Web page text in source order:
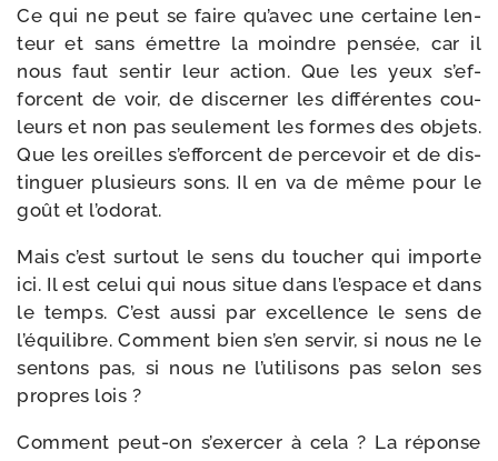
Ce qui ne peut se faire qu’avec une cer­taine len­
teur et sans émettre la moindre pen­sée, car il
nous faut sen­tir leur action. Que les yeux s’ef­
forcent de voir, de dis­cer­ner les dif­fé­rentes cou­
leurs et non pas seule­ment les formes des objets.
Que les oreilles s’ef­forcent de per­ce­voir et de dis­
tin­guer plu­sieurs sons. Il en va de même pour le
goût et l’odorat.
Mais c’est sur­tout le sens du tou­cher qui importe
ici. Il est celui qui nous situe dans l’es­pace et dans
le temps. C’est aus­si par excel­lence le sens de
l’équilibre. Comment bien s’en ser­vir, si nous ne le
sen­tons pas, si nous ne l’utilisons pas selon ses
propres lois ?
Comment peut-​on s’exercer à cela ? La réponse